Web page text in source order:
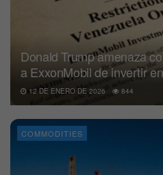
Donald Trump amenaza
a ExxonMobil de invertir
12 DE ENERO DE 2026 844
COMMODITIES